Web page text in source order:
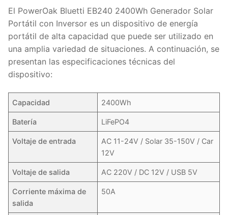
El PowerOak Bluetti EB240 2400Wh Generador Solar
Portátil con Inversor es un dispositivo de energía
portátil de alta capacidad que puede ser utilizado en
una amplia variedad de situaciones. A continuación, se
presentan las especificaciones técnicas del
dispositivo:
Capacidad 2400Wh
Batería LiFePO4
Voltaje de entrada
AC 11-24V / Solar 35-150V / Car
12V
Voltaje de salida AC 220V / DC 12V / USB 5V
Corriente máxima de
salida
50A